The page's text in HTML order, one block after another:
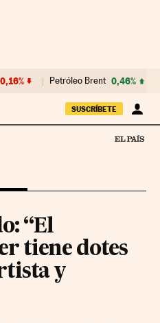
Petróleo Brent 0,46%
SUSCRÍBETE
“El
tiene dotes
y